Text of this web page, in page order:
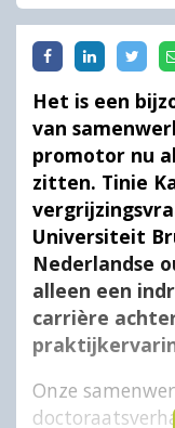
Het is een
van
promotor nu
zitten. Tinie
Universiteit
Nederlandse
alleen een
carrière
Onze